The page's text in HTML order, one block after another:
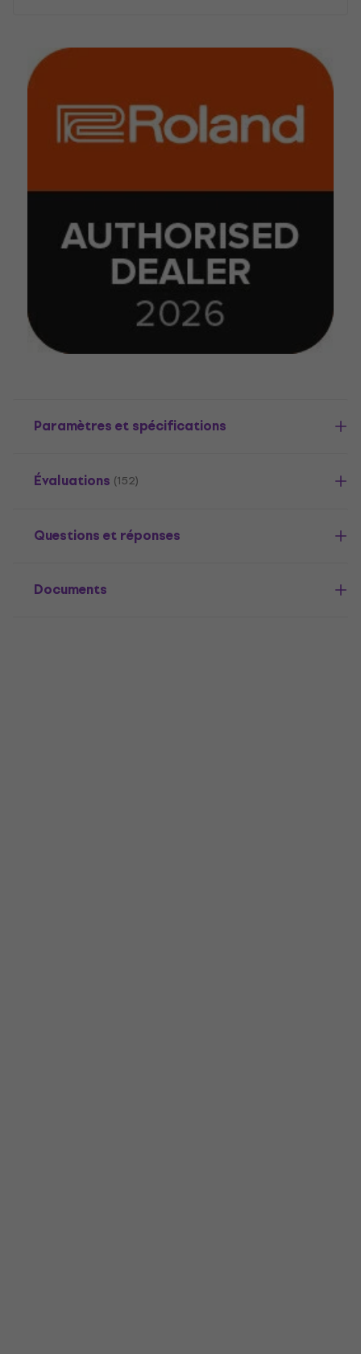
Paramètres et spécifications
Évaluations (152)
Questions et réponses
Documents